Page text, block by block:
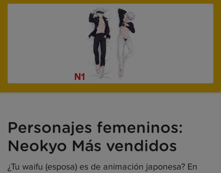
Personajes femeninos:
Neokyo Más vendidos
¿Tu waifu (esposa) es de animación japonesa? En